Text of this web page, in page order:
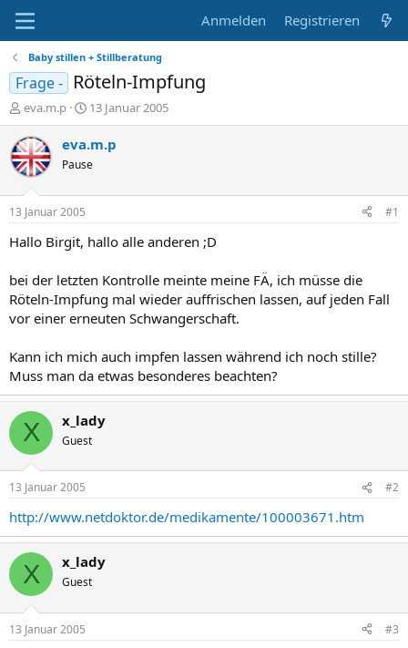
Anmelden Registrieren
Baby stillen + Stillberatung
Frage - Röteln-Impfung
E
r
s
t
e
e
r
eva.m.p
E
r
s
e
t
a
13 Januar 2005
eva.m.p
Pause
13 Januar 2005 #1
Hallo Birgit, hallo alle anderen ;D
bei der letzten Kontrolle meinte meine FÄ, ich müsse die
Röteln-Impfung mal wieder auffrischen lassen, auf jeden Fall
vor einer erneuten Schwangerschaft.
Kann ich mich auch impfen lassen während ich noch stille?
Muss man da etwas besonderes beachten?
X x_lady
Guest
13 Januar 2005 #2
http://www.netdoktor.de/medikamente/100003671.htm
X x_lady
Guest
13 Januar 2005 #3